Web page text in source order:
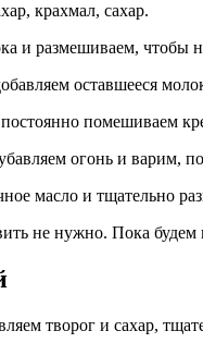
крахмал, сахар.
и размешиваем, чтобы
оставшееся
помешиваем
огонь и варим,
масло и тщательно
не нужно. Пока
творог и сахар,